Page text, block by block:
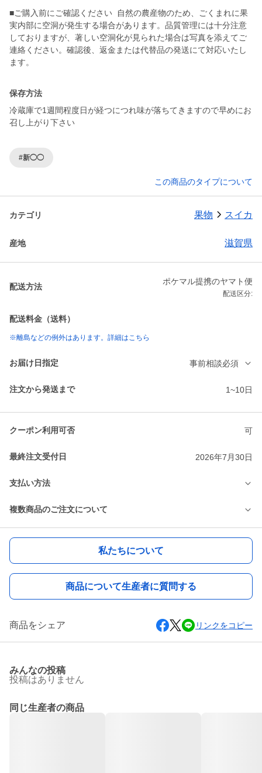
■ご購入前にご確認ください 自然の農産物のため、ごくまれに果
実内部に空洞が発生する場合があります。品質管理には十分注意
しておりますが、著しい空洞化が見られた場合は写真を添えてご
連絡ください。確認後、返金または代替品の発送にて対応いたし
ます。
保存方法
冷蔵庫で1週間程度日が経つにつれ味が落ちてきますので早めにお
召し上がり下さい
#新◯◯
この商品のタイプについて
カテゴリ 果物 スイカ
産地 滋賀県
配送方法
ポケマル提携のヤマト便
配送区分:
配送料金（送料）
※離島などの例外はあります。詳細はこちら
お届け日指定 事前相談必須
注文から発送まで 1~10日
クーポン利用可否 可
最終注文受付日 2026年7月30日
支払い方法
複数商品のご注文について
私たちについて
商品について生産者に質問する
商品をシェア リンクをコピー
みんなの投稿
投稿はありません
同じ生産者の商品